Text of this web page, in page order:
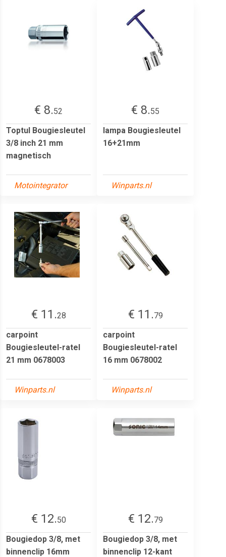
€ 8.52
Toptul Bougiesleutel
3/8 inch 21 mm
magnetisch
Motointegrator
€ 8.55
lampa Bougiesleutel
16+21mm
Winparts.nl
€ 11.28
carpoint
Bougiesleutel-ratel
21 mm 0678003
Winparts.nl
€ 11.79
carpoint
Bougiesleutel-ratel
16 mm 0678002
Winparts.nl
€ 12.50
Bougiedop 3/8, met
binnenclip 16mm
€ 12.79
Bougiedop 3/8, met
binnenclip 12-kant